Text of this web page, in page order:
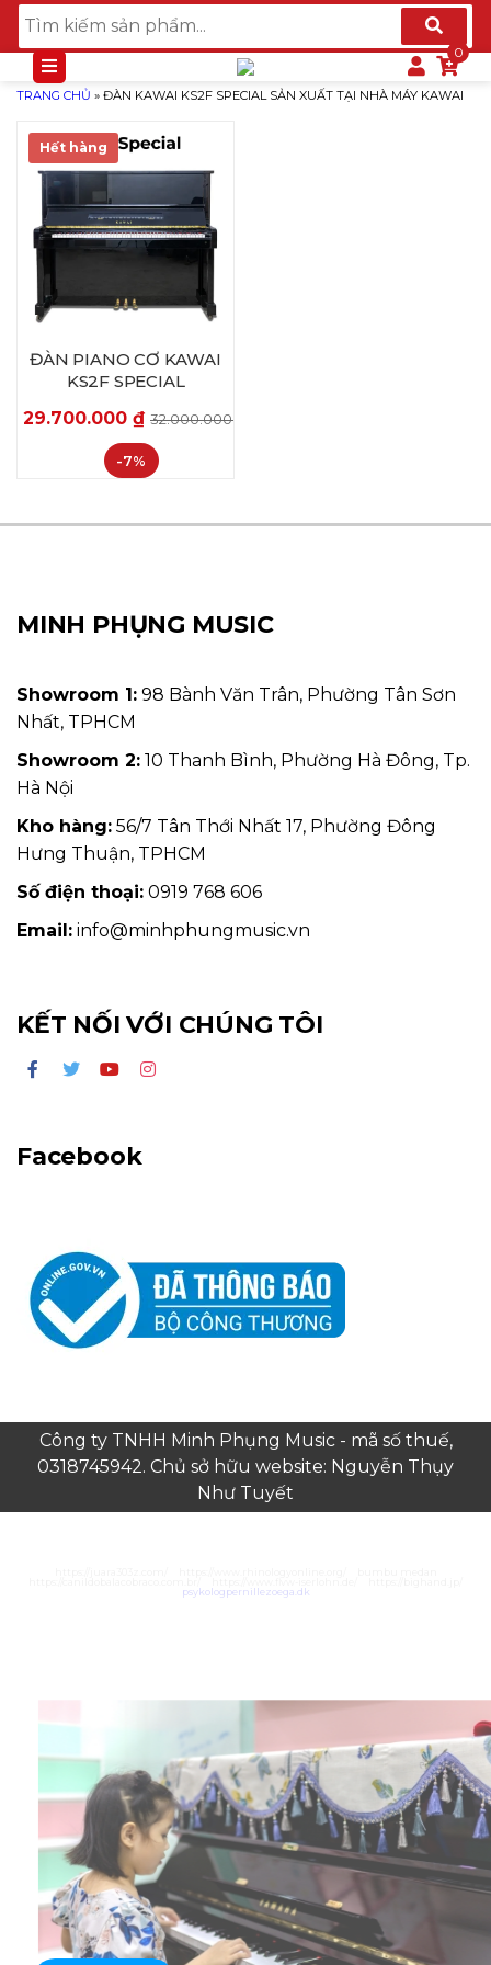
TRANG CHỦ » ĐÀN KAWAI KS2F SPECIAL SẢN XUẤT TẠI NHÀ MÁY KAWAI
Hết hàng
ĐÀN PIANO CƠ KAWAI
KS2F SPECIAL
29.700.000 ₫ 32.000.000
-7%
MINH PHỤNG MUSIC
Showroom 1: 98 Bành Văn Trân, Phường Tân Sơn
Nhất, TPHCM
Showroom 2: 10 Thanh Bình, Phường Hà Đông, Tp.
Hà Nội
Kho hàng: 56/7 Tân Thới Nhất 17, Phường Đông
Hưng Thuận, TPHCM
Số điện thoại: 0919 768 606
Email: info@minhphungmusic.vn
KẾT NỐI VỚI CHÚNG TÔI
Facebook
Công ty TNHH Minh Phụng Music - mã số thuế,
0318745942. Chủ sở hữu website: Nguyễn Thụy
Như Tuyết
psykologpernillezoega.dk